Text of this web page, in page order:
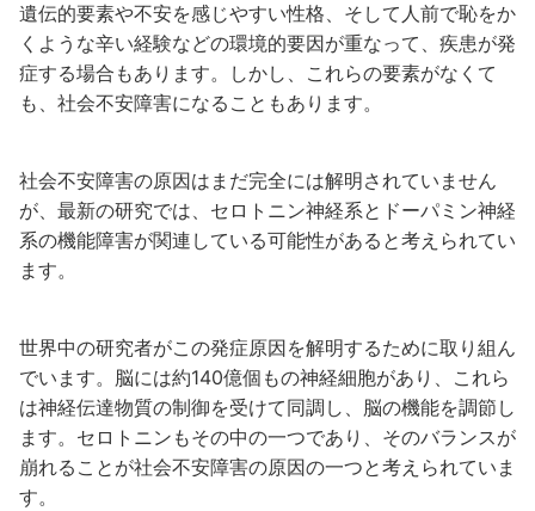
遺伝的要素や不安を感じやすい性格、そして人前で恥をか
くような辛い経験などの環境的要因が重なって、疾患が発
症する場合もあります。しかし、これらの要素がなくて
も、社会不安障害になることもあります。
社会不安障害の原因はまだ完全には解明されていません
が、最新の研究では、セロトニン神経系とドーパミン神経
系の機能障害が関連している可能性があると考えられてい
ます。
世界中の研究者がこの発症原因を解明するために取り組ん
でいます。脳には約140億個もの神経細胞があり、これら
は神経伝達物質の制御を受けて同調し、脳の機能を調節し
ます。セロトニンもその中の一つであり、そのバランスが
崩れることが社会不安障害の原因の一つと考えられていま
す。